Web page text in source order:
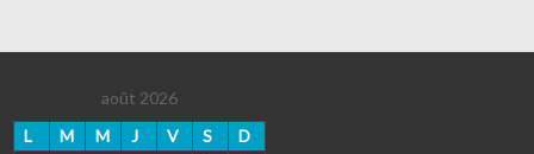
août 2026
L
M M J V S
D